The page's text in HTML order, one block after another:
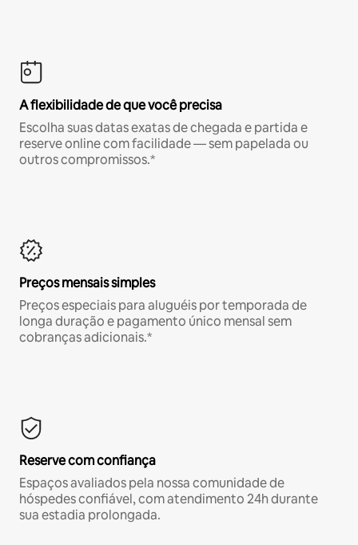
A flexibilidade de que você precisa
Escolha suas datas exatas de chegada e partida e
reserve online com facilidade — sem papelada ou
outros compromissos.*
Preços mensais simples
Preços especiais para aluguéis por temporada de
longa duração e pagamento único mensal sem
cobranças adicionais.*
Reserve com confiança
Espaços avaliados pela nossa comunidade de
hóspedes confiável, com atendimento 24h durante
sua estadia prolongada.